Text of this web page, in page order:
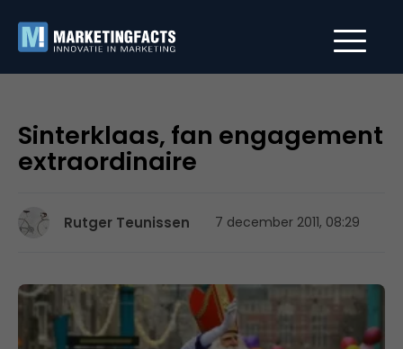
Sinterklaas, fan engagement
extraordinaire
Rutger Teunissen 7 december 2011, 08:29